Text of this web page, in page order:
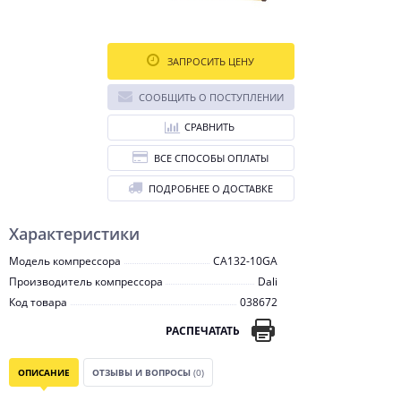
Характеристики
Модель компрессора
CA132-10GA
Производитель компрессора
Dali
Код товара
038672
РАСПЕЧАТАТЬ
ЗАПРОСИТЬ ЦЕНУ
СООБЩИТЬ О ПОСТУПЛЕНИИ
СРАВНИТЬ
ВСЕ СПОСОБЫ ОПЛАТЫ
ПОДРОБНЕЕ О ДОСТАВКЕ
ОПИСАНИЕ ОТЗЫВЫ И ВОПРОСЫ (0)